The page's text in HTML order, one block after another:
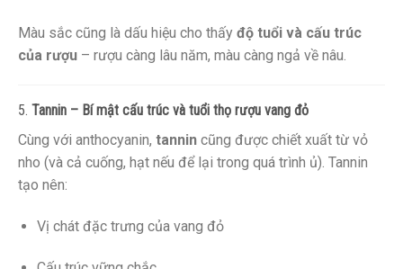
Màu sắc cũng là dấu hiệu cho thấy độ tuổi và cấu trúc
của rượu – rượu càng lâu năm, màu càng ngả về nâu.
5. Tannin – Bí mật cấu trúc và tuổi thọ rượu vang đỏ
Cùng với anthocyanin, tannin cũng được chiết xuất từ vỏ
nho (và cả cuống, hạt nếu để lại trong quá trình ủ). Tannin
tạo nên:
Vị chát đặc trưng của vang đỏ